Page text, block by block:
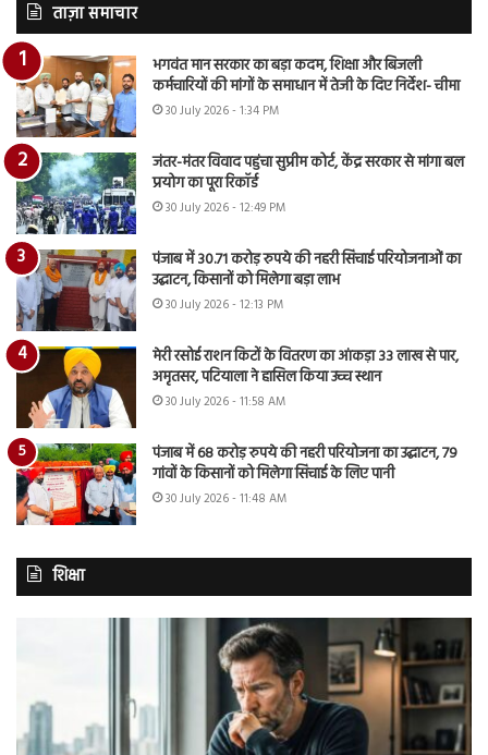
ताज़ा समाचार
भगवंत मान सरकार का बड़ा कदम, शिक्षा और बिजली
कर्मचारियों की मांगों के समाधान में तेजी के दिए निर्देश- चीमा
30 July 2026 - 1:34 PM
जंतर-मंतर विवाद पहुंचा सुप्रीम कोर्ट, केंद्र सरकार से मांगा बल
प्रयोग का पूरा रिकॉर्ड
30 July 2026 - 12:49 PM
पंजाब में 30.71 करोड़ रुपये की नहरी सिंचाई परियोजनाओं का
उद्घाटन, किसानों को मिलेगा बड़ा लाभ
30 July 2026 - 12:13 PM
मेरी रसोई राशन किटों के वितरण का आंकड़ा 33 लाख से पार,
अमृतसर, पटियाला ने हासिल किया उच्च स्थान
30 July 2026 - 11:58 AM
पंजाब में 68 करोड़ रुपये की नहरी परियोजना का उद्घाटन, 79
गांवों के किसानों को मिलेगा सिंचाई के लिए पानी
30 July 2026 - 11:48 AM
शिक्षा